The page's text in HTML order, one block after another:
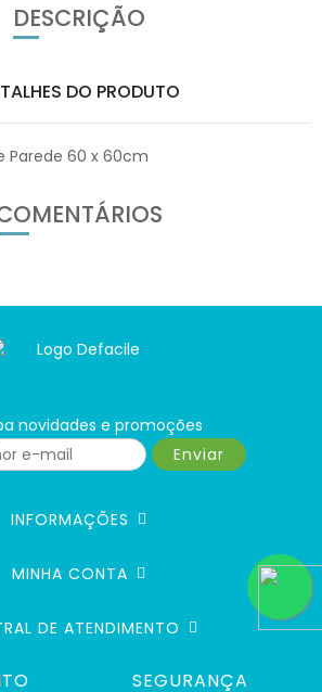
DESCRIÇÃO
DO PRODUTO
Parede 60 x 60cm
novidades e promoções
Enviar
INFORMAÇÕES
MINHA CONTA
DE ATENDIMENTO
SEGURANÇA